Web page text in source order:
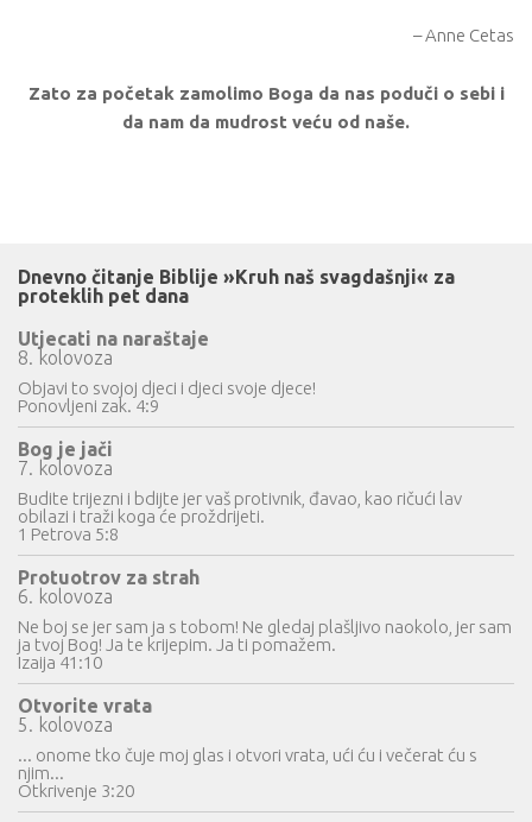
– Anne Cetas
Zato za početak zamolimo Boga da nas poduči o sebi i
da nam da mudrost veću od naše.
Dnevno čitanje Biblije »Kruh naš svagdašnji« za
proteklih pet dana
Utjecati na naraštaje
8. kolovoza
Objavi to svojoj djeci i djeci svoje djece!
Ponovljeni zak. 4:9
Bog je jači
7. kolovoza
Budite trijezni i bdijte jer vaš protivnik, đavao, kao ričući lav
obilazi i traži koga će proždrijeti.
1 Petrova 5:8
Protuotrov za strah
6. kolovoza
Ne boj se jer sam ja s tobom! Ne gledaj plašljivo naokolo, jer sam
ja tvoj Bog! Ja te krijepim. Ja ti pomažem.
Izaija 41:10
Otvorite vrata
5. kolovoza
... onome tko čuje moj glas i otvori vrata, ući ću i večerat ću s
njim...
Otkrivenje 3:20